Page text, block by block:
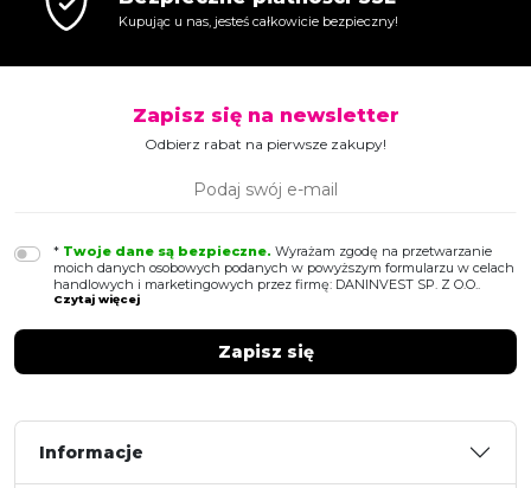
Kupując u nas, jesteś całkowicie bezpieczny!
Zapisz się na newsletter
Odbierz rabat na pierwsze zakupy!
* Twoje dane są bezpieczne. Wyrażam zgodę na przetwarzanie
moich danych osobowych podanych w powyższym formularzu w celach
handlowych i marketingowych przez firmę: DANINVEST SP. Z O.O..
Czytaj więcej
Informacje